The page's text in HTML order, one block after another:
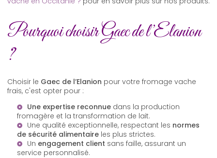
Pourquoi choisir Gaec de l’Elanion
?
Choisir le Gaec de l’Elanion pour votre fromage vache
frais, c'est opter pour :
Une expertise reconnue dans la production
fromagère et la transformation de lait.
Une qualité exceptionnelle, respectant les normes
de sécurité alimentaire les plus strictes.
Un engagement client sans faille, assurant un
service personnalisé.